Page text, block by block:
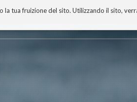
tua fruizione del sito. Utilizzando il sito,
LIBRI PROGETTO